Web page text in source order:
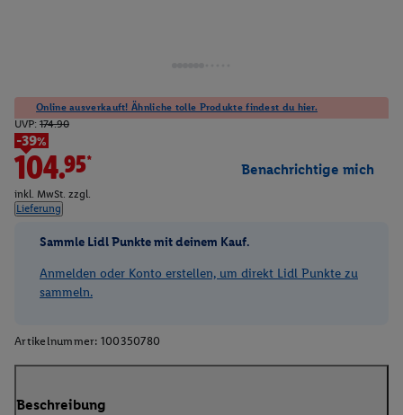
Online ausverkauft! Ähnliche tolle Produkte findest du hier.
UVP: 174.90
-39%
104.95*
inkl. MwSt. zzgl.
Lieferung
Benachrichtige mich
Sammle Lidl Punkte mit deinem Kauf.
Anmelden oder Konto erstellen, um direkt Lidl Punkte zu
sammeln.
Artikelnummer: 100350780
Beschreibung